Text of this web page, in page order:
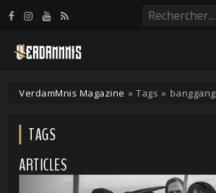
VerdamMnis Magazine » Tags » banggang
TAGS
ARTICLES
Panneau de gestion des cookies